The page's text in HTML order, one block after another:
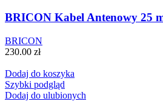
BRICON Kabel Antenowy 25
BRICON
230.00 zł
Dodaj do koszyka
Szybki podgląd
Dodaj do ulubionych